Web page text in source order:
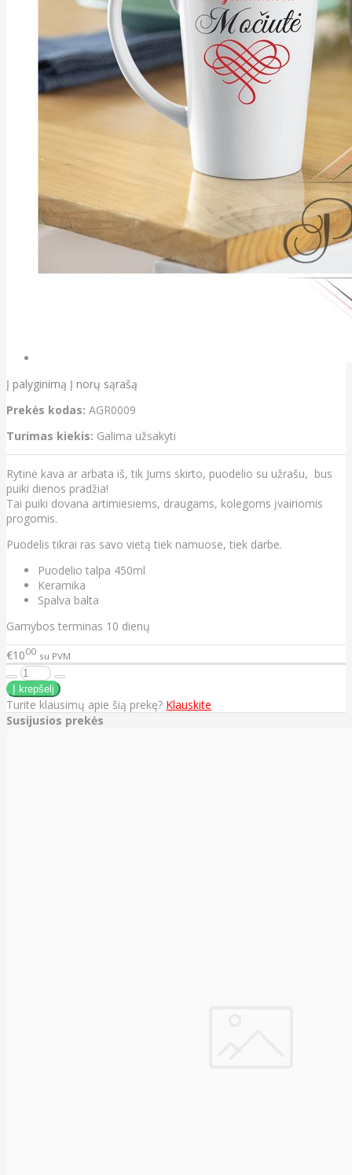
Į palyginimą Į norų sąrašą
Prekės kodas: AGR0009
Turimas kiekis: Galima užsakyti
Rytinė kava ar arbata iš, tik Jums skirto, puodelio su užrašu, bus
puiki dienos pradžia!
Tai puiki dovana artimiesiems, draugams, kolegoms įvairiomis
progomis.
Puodelis tikrai ras savo vietą tiek namuose, tiek darbe.
Puodelio talpa 450ml
Keramika
Spalva balta
Gamybos terminas 10 dienų
€1000 su PVM
Turite klausimų apie šią prekę? Klauskite
Susijusios prekės